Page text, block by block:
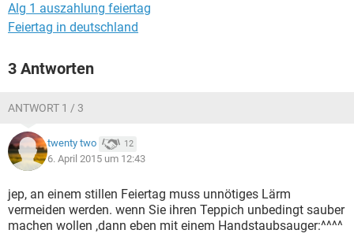
Alg 1 auszahlung feiertag
Feiertag in deutschland
3 Antworten
ANTWORT 1 / 3
twenty two 12
6. April 2015 um 12:43
jep, an einem stillen Feiertag muss unnötiges Lärm
vermeiden werden. wenn Sie ihren Teppich unbedingt sauber
machen wollen ,dann eben mit einem Handstaubsauger:^^^^